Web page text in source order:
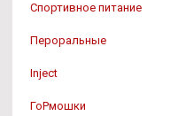
Спортивное питание
Пероральные
Inject
ГоРмошки